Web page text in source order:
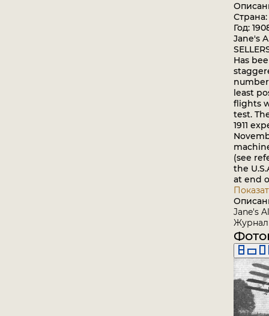
Год:
Jane's
Has
least
flights
test.
1911
(see
the
at end
Jane's